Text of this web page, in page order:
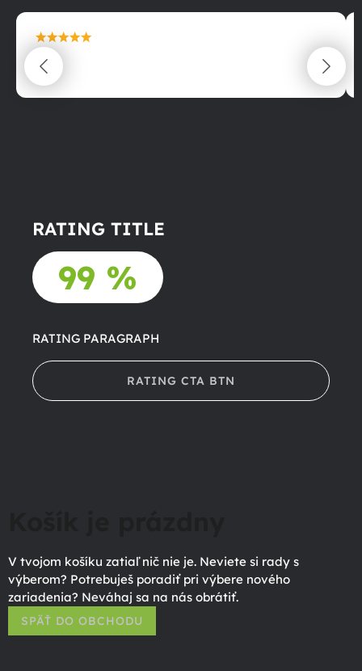
maximální spokojenost
22.06.2025
RATING TITLE
99 %
RATING PARAGRAPH
RATING CTA BTN
V tvojom košíku zatiaľ nič nie je. Neviete si rady s
výberom? Potrebuješ poradiť pri výbere nového
zariadenia? Neváhaj sa na nás obrátiť.
SPÄŤ DO OBCHODU